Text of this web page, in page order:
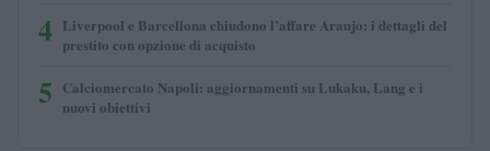
4 Liverpool e Barcellona chiudono l’affare Araujo: i dettagli del
prestito con opzione di acquisto
5 Calciomercato Napoli: aggiornamenti su Lukaku, Lang e i
nuovi obiettivi